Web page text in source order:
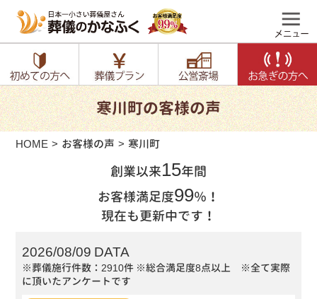
寒川町の客様の声
HOME お客様の声 寒川町
創業以来15年間
お客様満足度99％！
現在も更新中です！
2026/08/09 DATA
※葬儀施行件数：2910件 ※総合満足度8点以上 ※全て実際
に頂いたアンケートです